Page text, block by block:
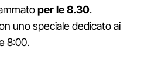
per le 8.30.
uno speciale dedicato ai
8:00.